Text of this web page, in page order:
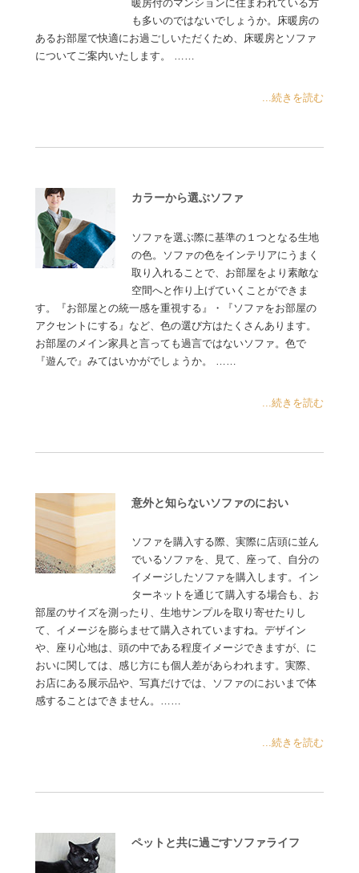
暖房付のマンションに住まわれている方
も多いのではないでしょうか。床暖房の
あるお部屋で快適にお過ごしいただくため、床暖房とソファ
についてご案内いたします。 ……
...続きを読む
カラーから選ぶソファ
ソファを選ぶ際に基準の１つとなる生地
の色。ソファの色をインテリアにうまく
取り入れることで、お部屋をより素敵な
空間へと作り上げていくことができま
す。『お部屋との統一感を重視する』・『ソファをお部屋の
アクセントにする』など、色の選び方はたくさんあります。
お部屋のメイン家具と言っても過言ではないソファ。色で
『遊んで』みてはいかがでしょうか。 ……
...続きを読む
意外と知らないソファのにおい
ソファを購入する際、実際に店頭に並ん
でいるソファを、見て、座って、自分の
イメージしたソファを購入します。イン
ターネットを通じて購入する場合も、お
部屋のサイズを測ったり、生地サンプルを取り寄せたりし
て、イメージを膨らませて購入されていますね。デザイン
や、座り心地は、頭の中である程度イメージできますが、に
おいに関しては、感じ方にも個人差があらわれます。実際、
お店にある展示品や、写真だけでは、ソファのにおいまで体
感することはできません。……
...続きを読む
ペットと共に過ごすソファライフ